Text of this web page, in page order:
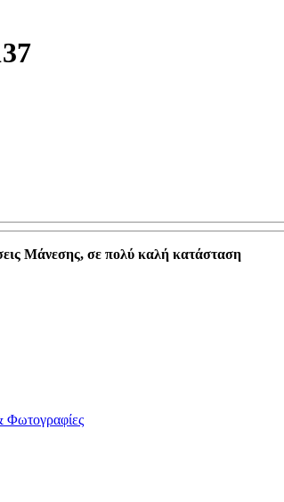
Μάνεσης, σε πολύ καλή κατάσταση
Φωτογραφίες